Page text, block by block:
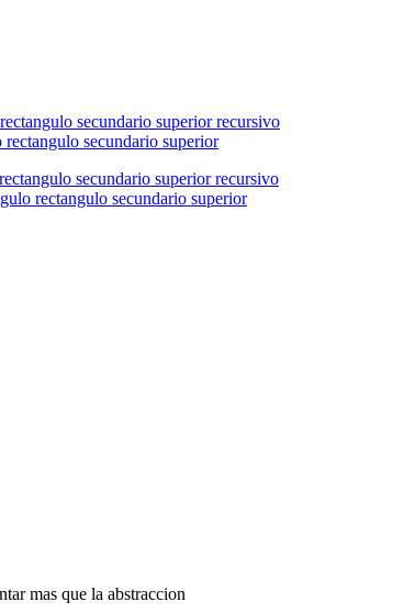
secundario superior
rectangulo secundario superior
mas que la abstraccion